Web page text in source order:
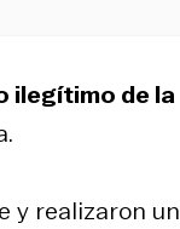
ilegítimo de la
y realizaron un